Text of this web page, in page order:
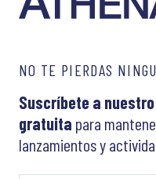
NO TE PIERDAS
Suscríbete a
gratuita para
lanzamientos y